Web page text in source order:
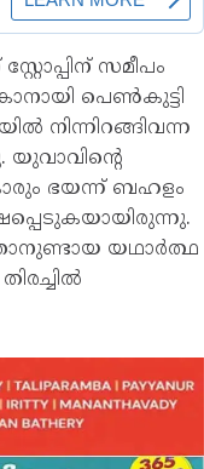
സമീപം
പെൺകുട്ടി
നിന്നിറങ്ങിവന്ന
ഭയന്ന് ബഹളം
യഥാർത്ഥ